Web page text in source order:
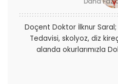
Doçent Doktor İlknur Saral;
Tedavisi, skolyoz, diz
alanda okurlarımızla